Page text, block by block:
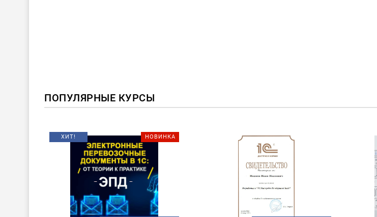
ПОПУЛЯРНЫЕ КУРСЫ
НОВИНКА
ХИТ!